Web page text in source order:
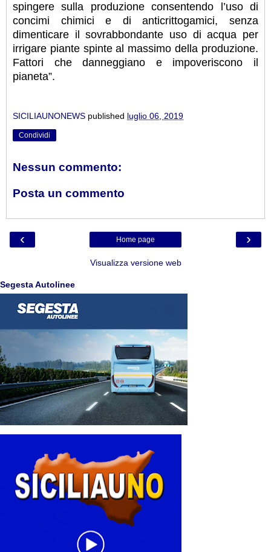
spingere sulla produzione consentendo l’uso di
concimi chimici e di anticrittogamici, senza
dimenticare il sovrabbondante uso di acqua per
irrigare piante spinte al massimo della produzione.
Fattori che danneggiano e impoveriscono il
pianeta”.
SICILIAUNONEWS published luglio 06, 2019
Condividi
Nessun commento:
Posta un commento
‹ ›
Home page
Visualizza versione web
Segesta Autolinee